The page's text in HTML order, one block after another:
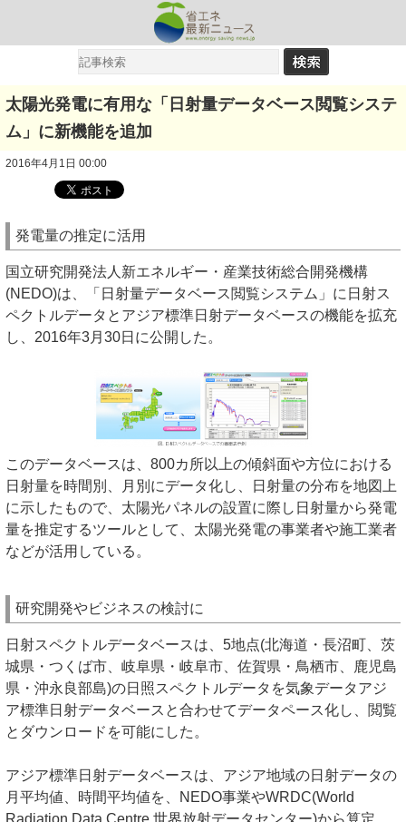
太陽光発電に有用な「日射量データベース閲覧システ
ム」に新機能を追加
2016年4月1日 00:00
発電量の推定に活用
国立研究開発法人新エネルギー・産業技術総合開発機構
(NEDO)は、「日射量データベース閲覧システム」に日射ス
ペクトルデータとアジア標準日射データベースの機能を拡充
し、2016年3月30日に公開した。
このデータベースは、800カ所以上の傾斜面や方位における
日射量を時間別、月別にデータ化し、日射量の分布を地図上
に示したもので、太陽光パネルの設置に際し日射量から発電
量を推定するツールとして、太陽光発電の事業者や施工業者
などが活用している。
研究開発やビジネスの検討に
日射スペクトルデータベースは、5地点(北海道・長沼町、茨
城県・つくば市、岐阜県・岐阜市、佐賀県・鳥栖市、鹿児島
県・沖永良部島)の日照スペクトルデータを気象データアジ
ア標準日射データベースと合わせてデータペース化し、閲覧
とダウンロードを可能にした。
アジア標準日射データベースは、アジア地域の日射データの
月平均値、時間平均値を、NEDO事業やWRDC(World
Radiation Data Centre 世界放射データセンター)から算定